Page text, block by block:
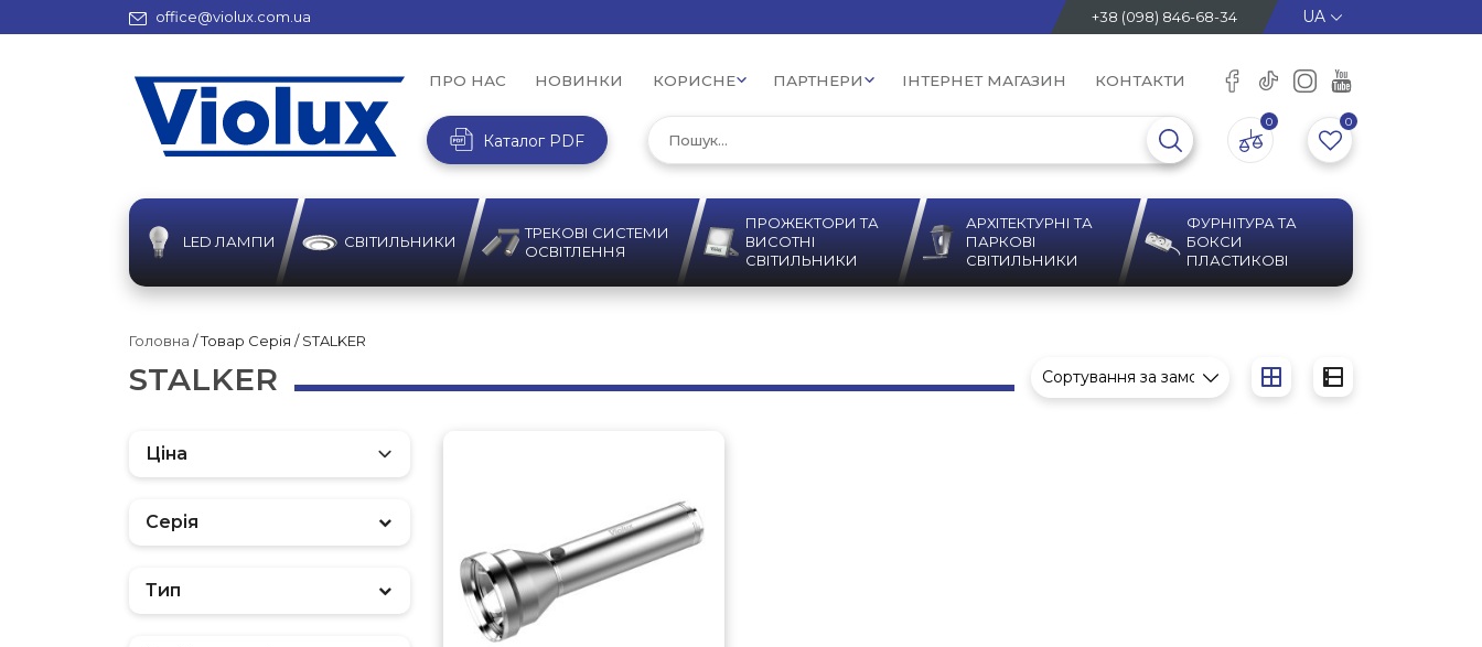
office@violux.com.ua +38 (098) 846-68-34
ПРО НАС НОВИНКИ КОРИСНЕ ПАРТНЕРИ ІНТЕРНЕТ МАГАЗИН КОНТАКТИ
Каталог PDF
0 0
LED ЛАМПИ СВІТИЛЬНИКИ
ТРЕКОВІ СИСТЕМИ
ОСВІТЛЕННЯ
ПРОЖЕКТОРИ ТА
ВИСОТНІ
СВІТИЛЬНИКИ
АРХІТЕКТУРНІ ТА
ПАРКОВІ
СВІТИЛЬНИКИ
ФУРНІТУРА ТА
БОКСИ
ПЛАСТИКОВІ
Головна / Товар Серія / STALKER
STALKER
Ціна
Фільтр
Серія
Тип